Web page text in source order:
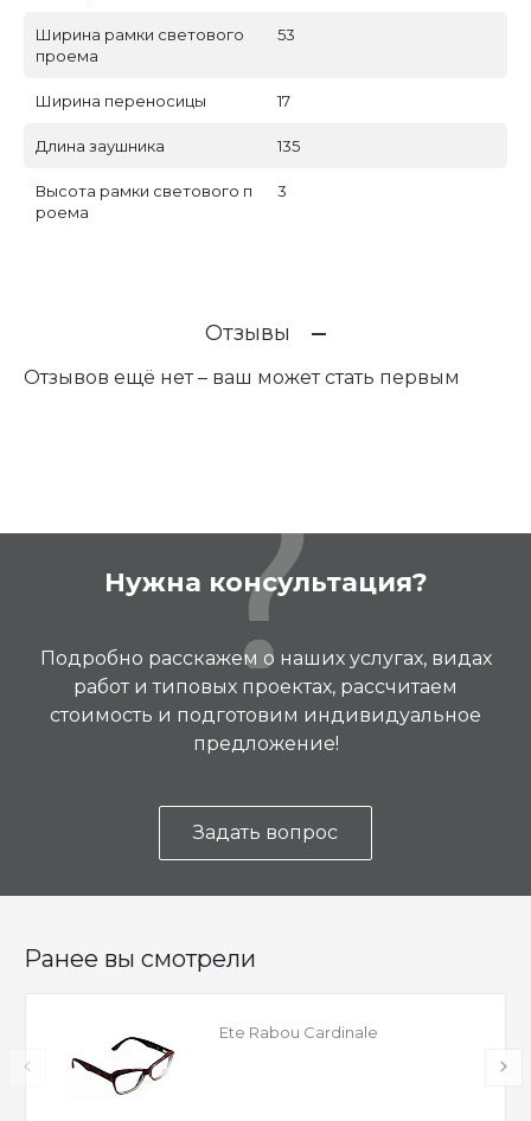
Ширина рамки светового
проема
53
Ширина переносицы 17
Длина заушника 135
Высота рамки светового п
роема
3
Отзывы
Отзывов ещё нет – ваш может стать первым
Нужна консультация?
Подробно расскажем о наших услугах, видах
работ и типовых проектах, рассчитаем
стоимость и подготовим индивидуальное
предложение!
Задать вопрос
Ранее вы смотрели
Ete Rabou Cardinale